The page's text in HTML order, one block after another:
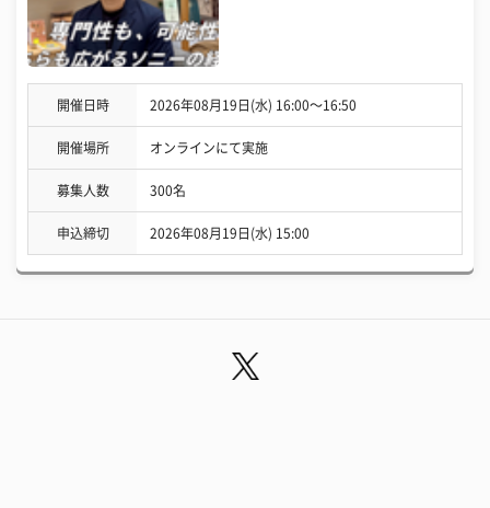
開催日時 2026年08月19日(水) 16:00〜16:50
開催場所 オンラインにて実施
募集人数 300名
申込締切 2026年08月19日(水) 15:00